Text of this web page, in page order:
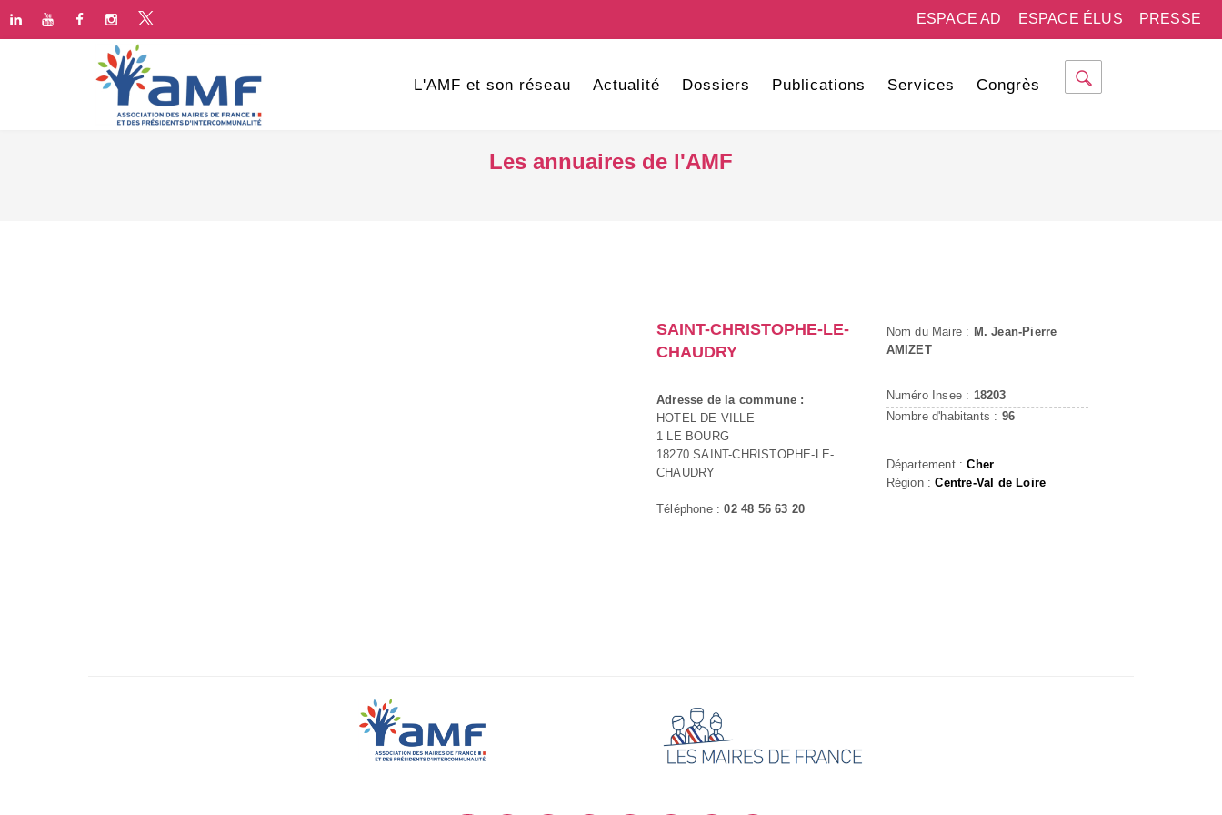
PRESSE
ESPACE ÉLUS
ESPACE AD
L'AMF et son réseau Actualité Dossiers Publications Services Congrès
Les annuaires de l'AMF
SAINT-CHRISTOPHE-LE-
CHAUDRY
Adresse de la commune :
HOTEL DE VILLE
1 LE BOURG
18270 SAINT-CHRISTOPHE-LE-
CHAUDRY
Téléphone :02 48 56 63 20
Nom du Maire : M. Jean-Pierre
AMIZET
Numéro Insee : 18203
Nombre d'habitants : 96
Département :Cher
Région :Centre-Val de Loire